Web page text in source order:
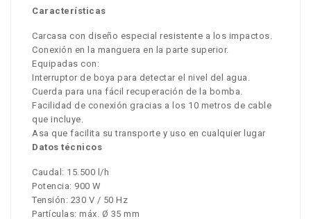
Características
Carcasa con diseño especial resistente a los impactos.
Conexión en la manguera en la parte superior.
Equipadas con:
Interruptor de boya para detectar el nivel del agua.
Cuerda para una fácil recuperación de la bomba.
Facilidad de conexión gracias a los 10 metros de cable
que incluye.
Asa que facilita su transporte y uso en cualquier lugar
Datos técnicos
Caudal: 15.500 l/h
Potencia: 900 W
Tensión: 230 V / 50 Hz
Partículas: máx. Ø 35 mm